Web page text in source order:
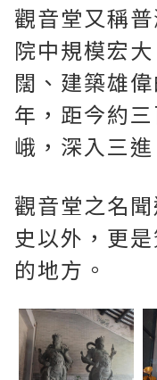
觀音堂又稱
院中規模宏
闊、建築雄
年，距今約
峨，深入三
觀音堂之名
史以外，更
的地方。